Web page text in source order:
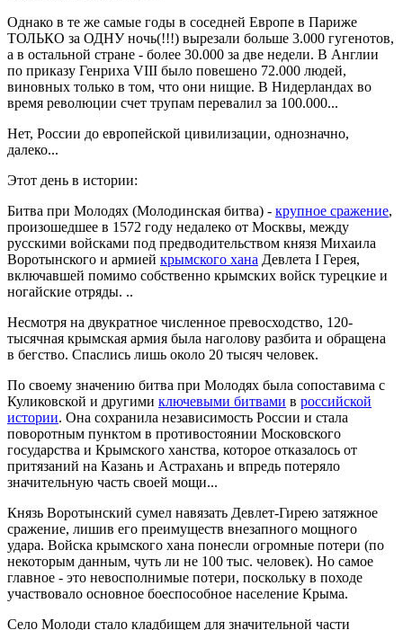
Однако в те же самые годы в соседней Европе в Париже
ТОЛЬКО за ОДНУ ночь(!!!) вырезали больше 3.000 гугенотов,
а в остальной стране - более 30.000 за две недели. В Англии
по приказу Генриха VIII было повешено 72.000 людей,
виновных только в том, что они нищие. В Нидерландах во
время революции счет трупам перевалил за 100.000...
Нет, России до европейской цивилизации, однозначно,
далеко...
Этот день в истории:
Битва при Молодях (Молодинская битва) - крупное сражение,
произошедшее в 1572 году недалеко от Москвы, между
русскими войсками под предводительством князя Михаила
Воротынского и армией крымского хана Девлета I Герея,
включавшей помимо собственно крымских войск турецкие и
ногайские отряды. ..
Несмотря на двукратное численное превосходство, 120-
тысячная крымская армия была наголову разбита и обращена
в бегство. Спаслись лишь около 20 тысяч человек.
По своему значению битва при Молодях была сопоставима с
Куликовской и другими ключевыми битвами в российской
истории. Она сохранила независимость России и стала
поворотным пунктом в противостоянии Московского
государства и Крымского ханства, которое отказалось от
притязаний на Казань и Астрахань и впредь потеряло
значительную часть своей мощи...
Князь Воротынский сумел навязать Девлет-Гирею затяжное
сражение, лишив его преимуществ внезапного мощного
удара. Войска крымского хана понесли огромные потери (по
некоторым данным, чуть ли не 100 тыс. человек). Но самое
главное - это невосполнимые потери, поскольку в походе
участвовало основное боеспособное население Крыма.
Село Молоди стало кладбищем для значительной части